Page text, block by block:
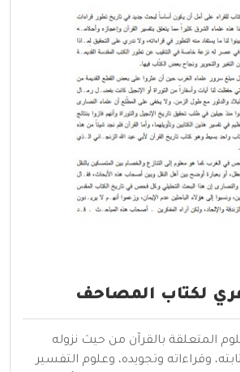
لكتاب المصاحف
المتعلقة بالقرآن من حيث نزوله
وقراءاته وتجويده، وعلوم التفسير